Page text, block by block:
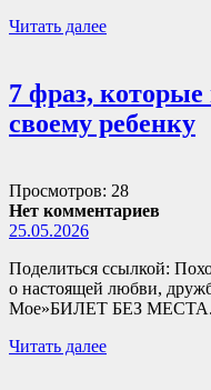
Читать далее
7 фраз, которые
своему ребенку
Просмотров: 28
Нет комментариев
25.05.2026
Поделиться ссылкой:
о настоящей любви,
Мое»БИЛЕТ БЕЗ
Читать далее